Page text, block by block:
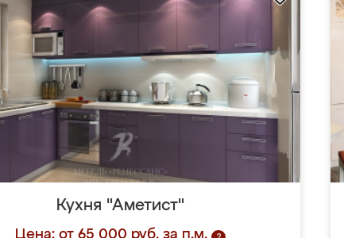
Кухня "Аметист"
Цена: от 65 000 руб. за п.м.